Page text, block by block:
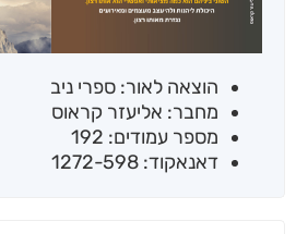
הוצאה לאור: ספרי ניב
מחבר: אליעזר קראוס
מספר עמודים: 192
דאנאקוד: 1272-598